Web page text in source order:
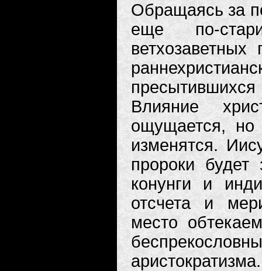
Обращаясь за
еще по-
Влияние
ощущается, но
изменятся.
пророки будет
конунги и
отсчета и
место
аристократизма.